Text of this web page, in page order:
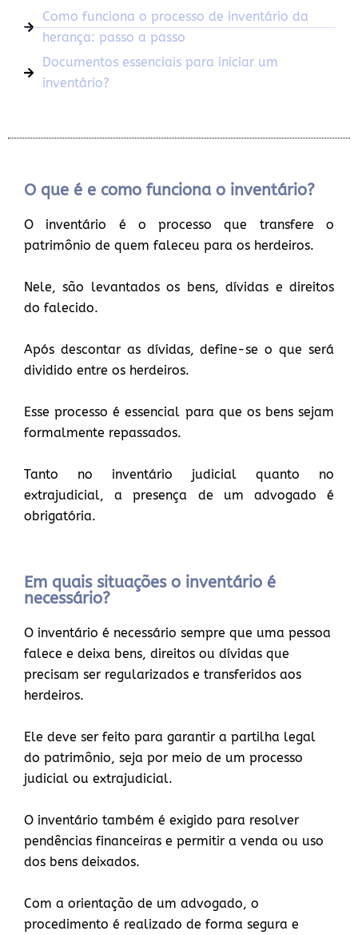
Como funciona o processo de inventário da
herança: passo a passo
Documentos essenciais para iniciar um
inventário?
O que é e como funciona o inventário?
O inventário é o processo que transfere o
patrimônio de quem faleceu para os herdeiros.
Nele, são levantados os bens, dívidas e direitos
do falecido.
Após descontar as dívidas, define-se o que será
dividido entre os herdeiros.
Esse processo é essencial para que os bens sejam
formalmente repassados.
Tanto no inventário judicial quanto no
extrajudicial, a presença de um advogado é
obrigatória.
Em quais situações o inventário é
necessário?
O inventário é necessário sempre que uma pessoa
falece e deixa bens, direitos ou dívidas que
precisam ser regularizados e transferidos aos
herdeiros.
Ele deve ser feito para garantir a partilha legal
do patrimônio, seja por meio de um processo
judicial ou extrajudicial.
O inventário também é exigido para resolver
pendências financeiras e permitir a venda ou uso
dos bens deixados.
Com a orientação de um advogado, o
procedimento é realizado de forma segura e